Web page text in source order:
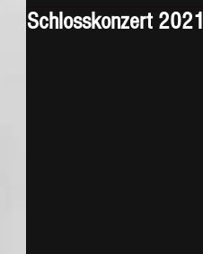
Schlosskonzert 2021